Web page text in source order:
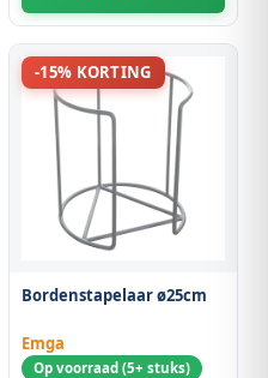
-15% KORTING
Bordenstapelaar ø25cm
Emga
Op voorraad (5+ stuks)